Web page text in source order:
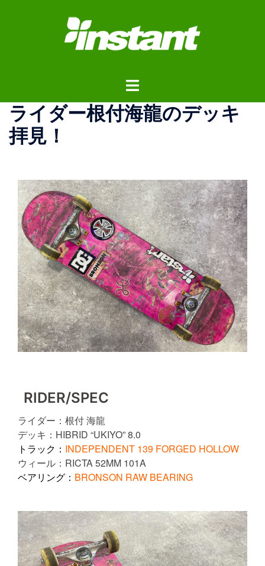
ス
ト
ル
ライダー根付海龍のデッキ
拝見！
RIDER/SPEC
ライダー：根付 海龍
デッキ：HIBRID “UKIYO” 8.0
トラック： INDEPENDENT 139 FORGED HOLLOW
ウィール：RICTA 52MM 101A
ベアリング： BRONSON RAW BEARING